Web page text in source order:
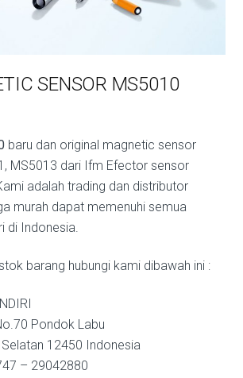
SENSOR MS5010
baru dan original magnetic sensor
MS5013 dari Ifm Efector sensor
adalah trading dan distributor
murah dapat memenuhi semua
di Indonesia.
barang hubungi kami dibawah ini :
Pondok Labu
12450 Indonesia
– 29042880